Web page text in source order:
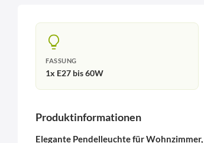
FASSUNG
1x E27 bis 60W
Produktinformationen
Elegante Pendelleuchte für